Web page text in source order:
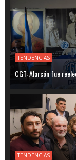
TENDENCIAS
CGT: Alarcón fue
TENDENCIAS